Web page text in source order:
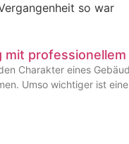
so war
mit
Charakter eines
Umso wichtiger ist